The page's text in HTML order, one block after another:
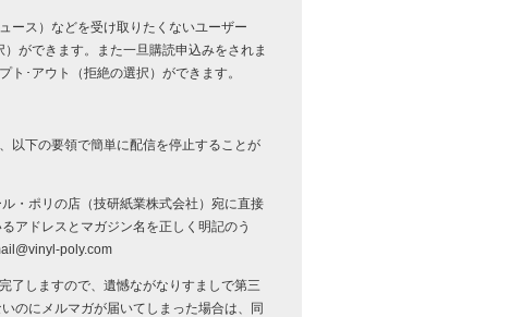
ース）などを受け取りたくないユーザー
ができます。また一旦購読申込みをされま
･アウト（拒絶の選択）ができます。
以下の要領で簡単に配信を停止することが
・ポリの店（技研紙業株式会社）宛に直接
アドレスとマガジン名を正しく明記のう
poly.com
了しますので、遺憾ながなりすましで第三
のにメルマガが届いてしまった場合は、同